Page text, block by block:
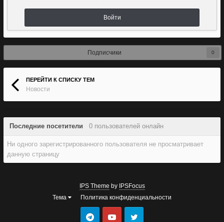
Войти
Подписчики 0
ПЕРЕЙТИ К СПИСКУ ТЕМ
Новости
Последние посетители 0 пользователей онлайн
Ни одного зарегистрированного пользователя не просматривает
данную страницу
IPS Theme by IPSFocus
Тема
Политика конфиденциальности